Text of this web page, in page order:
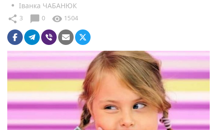
Іванка ЧАБАНЮК
share 3 chat_bubble 0 visibility 1504